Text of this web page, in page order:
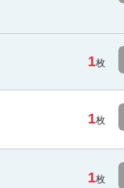
1枚
1枚
1枚